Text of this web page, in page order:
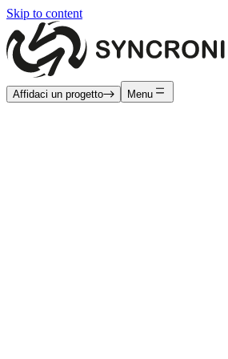
Skip to content
Affidaci un progetto Menu